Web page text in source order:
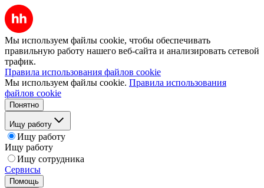
Мы используем файлы cookie, чтобы обеспечивать
правильную работу нашего веб-сайта и анализировать сетевой
трафик.
Правила использования файлов cookie
Мы используем файлы cookie. Правила использования
файлов cookie
Понятно
Ищу работу
Ищу работу
Ищу работу
Ищу сотрудника
Сервисы
Помощь